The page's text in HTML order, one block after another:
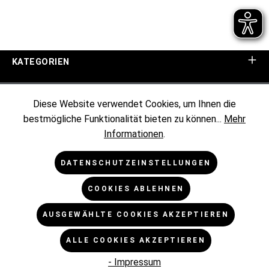
KATEGORIEN
KUNDENINFORMATIONEN
RECHTLICHES
* Alle Preise exkl. gesetzl. Mehrwertsteuer zzgl.
Versandkosten
und ggf. Nachnahmegebühren, wenn nicht
anders angegeben.
Diese Website verwendet Cookies, um Ihnen die
bestmögliche Funktionalität bieten zu können... Mehr
Informationen.
DATENSCHUTZEINSTELLUNGEN
COOKIES ABLEHNEN
AUSGEWÄHLTE COOKIES AKZEPTIEREN
ALLE COOKIES AKZEPTIEREN
- Impressum